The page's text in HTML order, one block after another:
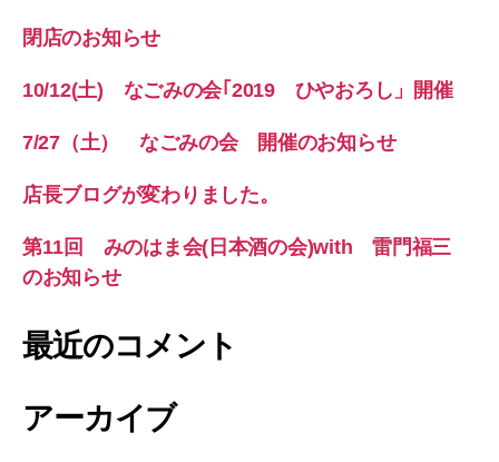
閉店のお知らせ
10/12(土) なごみの会｢2019 ひやおろし」開催
7/27（土） なごみの会 開催のお知らせ
店長ブログが変わりました。
第11回 みのはま会(日本酒の会)with 雷門福三
のお知らせ
最近のコメント
アーカイブ